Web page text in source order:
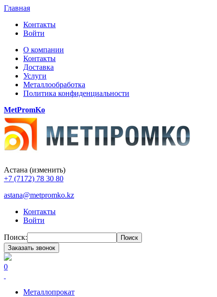
Главная
Контакты
Войти
О компании
Контакты
Доставка
Услуги
Металлообработка
Политика конфиденциальности
MetPromKo
Астана (изменить)
+7 (7172) 78 30 80
astana@metpromko.kz
Контакты
Войти
Поиск:
Поиск
Заказать звонок
0
Металлопрокат